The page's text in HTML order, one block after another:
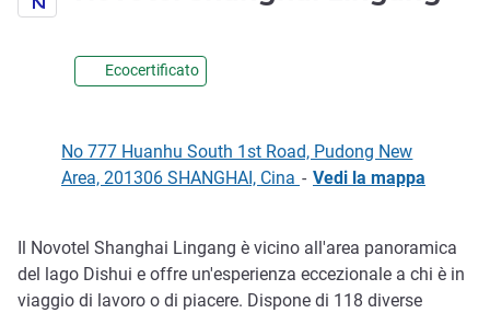
Ecocertificato
No 777 Huanhu South 1st Road, Pudong New
Area, 201306 SHANGHAI, Cina - Vedi la mappa
Descrizione
Il Novotel Shanghai Lingang è vicino all'area panoramica
del lago Dishui e offre un'esperienza eccezionale a chi è in
viaggio di lavoro o di piacere. Dispone di 118 diverse